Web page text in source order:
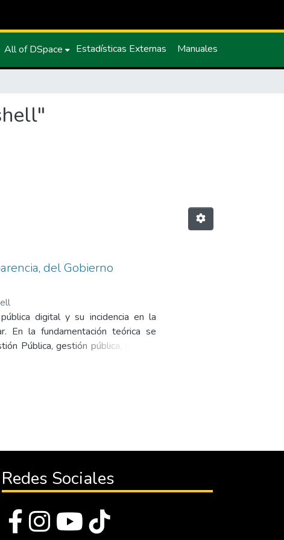
All of DSpace Estadísticas Externas Manuales
del Gobierno
digital y su incidencia en la
En la fundamentación teórica se
Pública, gestión pública, gestión
brecha digital, transparencia entre
con la población. Finalizando el
y comunicación se han
es muy bajo, pues a pesar de que
y las instituciones públicas, las
a la institución en temas
Redes Sociales